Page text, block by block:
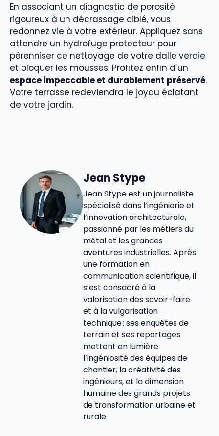
En associant un diagnostic de porosité
rigoureux à un décrassage ciblé, vous
redonnez vie à votre extérieur. Appliquez sans
attendre un hydrofuge protecteur pour
pérenniser ce nettoyage de votre dalle verdie
et bloquer les mousses. Profitez enfin d’un
espace impeccable et durablement préservé.
Votre terrasse redeviendra le joyau éclatant
de votre jardin.
Jean Stype
Jean Stype est un journaliste
spécialisé dans l’ingénierie et
l’innovation architecturale,
passionné par les métiers du
métal et les grandes
aventures industrielles. Après
une formation en
communication scientifique, il
s’est consacré à la
valorisation des savoir-faire
et à la vulgarisation
technique : ses enquêtes de
terrain et ses reportages
mettent en lumière
l’ingéniosité des équipes de
chantier, la créativité des
ingénieurs, et la dimension
humaine des grands projets
de transformation urbaine et
rurale.